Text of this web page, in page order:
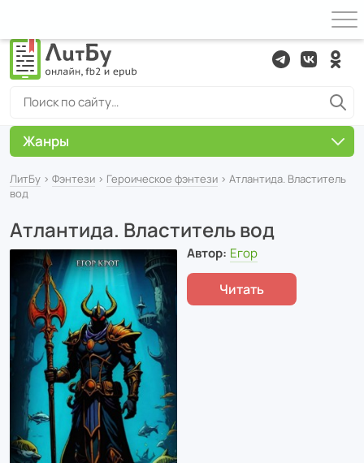
ЛитБу › Фэнтези › Героическое фэнтези › Атлантида. Властитель
вод
Атлантида. Властитель вод
Автор: Егор
Читать
Жанры